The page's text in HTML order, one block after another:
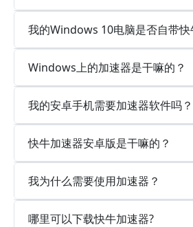
我的Windows 10电脑是否自带快
Windows上的加速器是干嘛的？
我的安卓手机需要加速器软件吗？
快牛加速器安卓版是干嘛的？
我为什么需要使用加速器？
哪里可以下载快牛加速器?